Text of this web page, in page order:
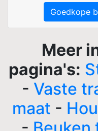
Goedkope
Meer
pagina's:
- Vaste
maat -